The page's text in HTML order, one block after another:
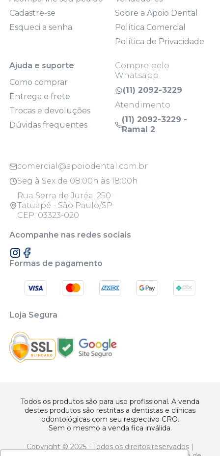
Cadastre-se
Esqueci a senha
Sobre a Apoio Dental
Política Comercial
Política de Privacidade
Ajuda e suporte
Como comprar
Entrega e frete
Trocas e devoluções
Dúvidas frequentes
Compre pelo
Whatsapp
(11) 2092-3229
Atendimento
(11) 2092-3229 -
Ramal 2
comercial@apoiodental.com.br
Seg à Sex de 08:00h às 18:00h
Rua Serra de Juréa, 250
Tatuapé - São Paulo/SP
CEP: 03323-020
Acompanhe nas redes sociais
Formas de pagamento
Loja Segura
Todos os produtos são para uso profissional. A venda
destes produtos são restritas a dentistas e clínicas
odontológicas com seu respectivo CRO.
Sem o mesmo a venda fica inválida.
Copyright © 2025 - Todos os direitos reservados |